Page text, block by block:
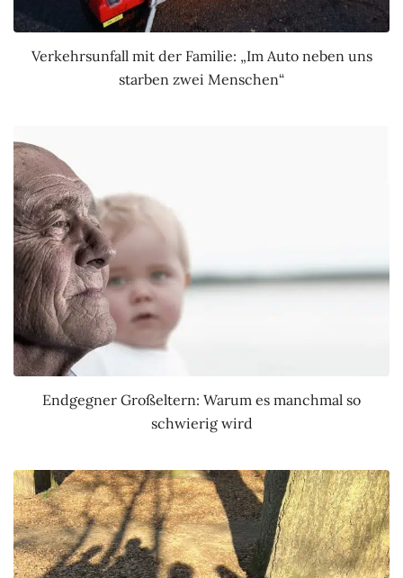
Verkehrsunfall mit der Familie: „Im Auto neben uns
starben zwei Menschen“
Endgegner Großeltern: Warum es manchmal so
schwierig wird